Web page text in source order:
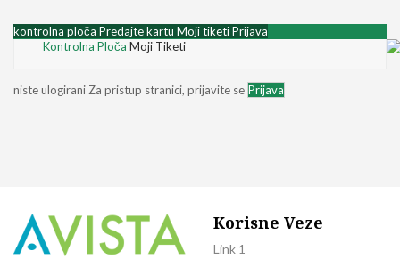
kontrolna ploča Predajte kartu Moji tiketiPrijava
Kontrolna Ploča Moji Tiketi
niste ulogirani Za pristup stranici, prijavite se Prijava
Korisne Veze
Link 1